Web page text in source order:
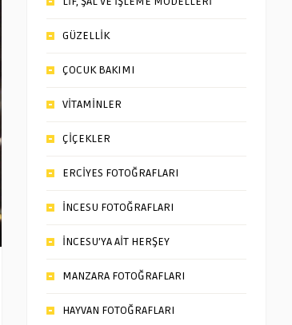
GÜZELLİK
ÇOCUK BAKIMI
VİTAMİNLER
ÇİÇEKLER
ERCİYES FOTOĞRAFLARI
İNCESU FOTOĞRAFLARI
İNCESU’YA AİT HERŞEY
MANZARA FOTOĞRAFLARI
HAYVAN FOTOĞRAFLARI